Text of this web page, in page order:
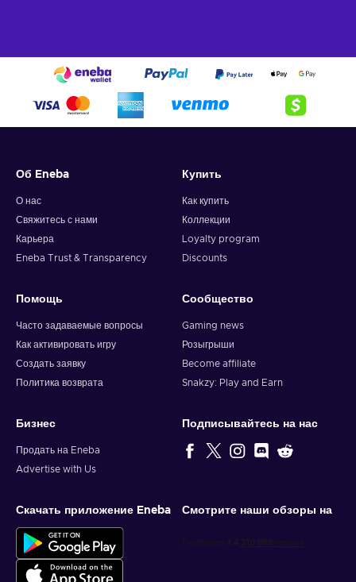
Об Eneba
О нас
Свяжитесь с нами
Карьера
Eneba Trust & Transparency
Купить
Как купить
Коллекции
Loyalty program
Discounts
Помощь
Часто задаваемые вопросы
Как активировать игру
Создать заявку
Политика возврата
Сообщество
Gaming news
Розыгрыши
Become affiliate
Snakzy: Play and Earn
Бизнес
Продать на Eneba
Advertise with Us
Подписывайтесь на нас
Скачать приложение Eneba Смотрите наши обзоры на